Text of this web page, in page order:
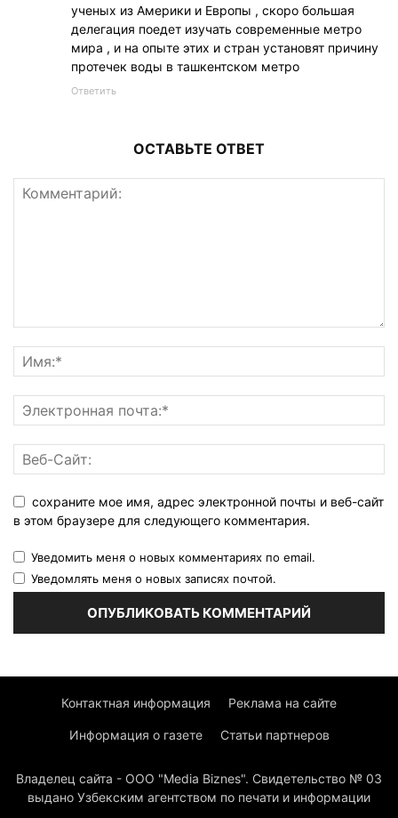
ученых из Америки и Европы , скоро большая
делегация поедет изучать современные метро
мира , и на опыте этих и стран установят причину
протечек воды в ташкентском метро
Ответить
ОСТАВЬТЕ ОТВЕТ
сохраните мое имя, адрес электронной почты и веб-сайт
в этом браузере для следующего комментария.
Уведомить меня о новых комментариях по email.
Уведомлять меня о новых записях почтой.
Контактная информация Реклама на сайте
Информация о газете Статьи партнеров
Владелец сайта - ООО "Media Biznes". Свидетельство № 03
выдано Узбекским агентством по печати и информации